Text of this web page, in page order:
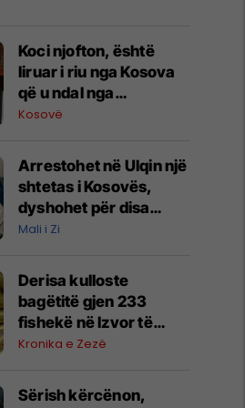
Koci njofton, është
liruar i riu nga Kosova
që u ndal nga
autoritetet serbe në
Kosovë
Arrestohet në Ulqin një
shtetas i Kosovës,
dyshohet për disa
vjedhje dhe posedim
Mali i Zi
Derisa kulloste
bagëtitë gjen 233
fishekë në Izvor të
Novobërdës, dyshohet
lufta
Kronika e Zezë
Sërish kërcënon,